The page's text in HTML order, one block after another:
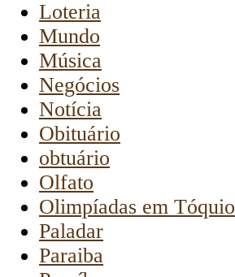
Loteria
Mundo
Música
Negócios
Notícia
Obituário
obtuário
Olfato
Olimpíadas em Tóquio
Paladar
Paraiba